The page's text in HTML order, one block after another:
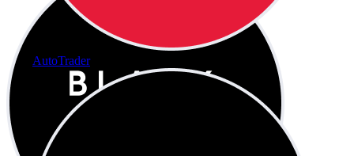
AutoTrader